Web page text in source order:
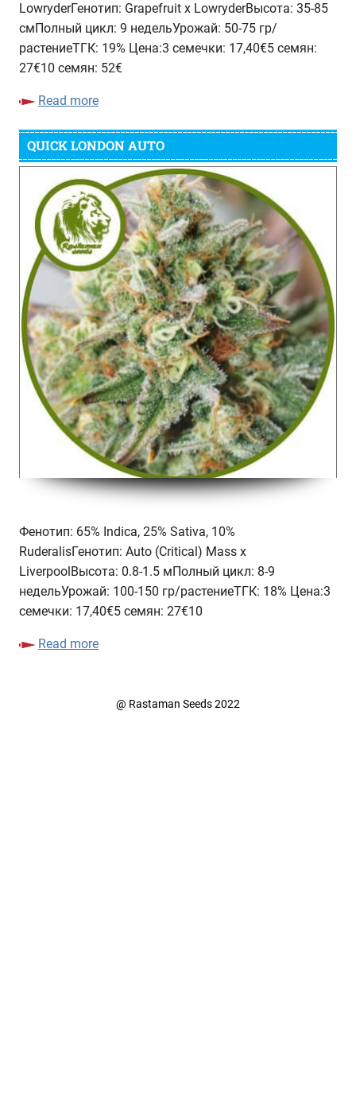
LowryderГенотип: Grapefruit x LowryderВысота: 35-85
смПолный цикл: 9 недельУрожай: 50-75 гр/
растениеТГК: 19% Цена:3 семечки: 17,40€5 семян:
27€10 семян: 52€
Read more
QUICK LONDON AUTO
Фенотип: 65% Indica, 25% Sativa, 10%
RuderalisГенотип: Auto (Critical) Mass x
LiverpoolВысота: 0.8-1.5 мПолный цикл: 8-9
недельУрожай: 100-150 гр/растениеТГК: 18% Цена:3
семечки: 17,40€5 семян: 27€10
Read more
@ Rastaman Seeds2022